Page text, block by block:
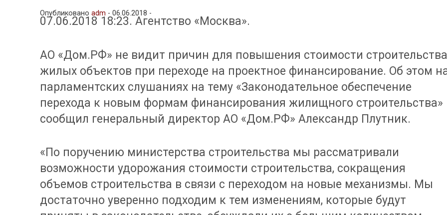
Опубликованоadm -06.06.2018 -
07.06.2018 18:23. Агентство «Москва».
АО «Дом.РФ» не видит причин для повышения стоимости
жилых объектов при переходе на проектное финансирование. Об этом
парламентских слушаниях на тему «Законодательное обеспечение
перехода к новым формам финансирования жилищного строительства»
сообщил генеральный директор АО «Дом.РФ» Александр Плутник.
«По поручению министерства строительства мы рассматривали
возможности удорожания стоимости строительства, сокращения
объемов строительства в связи с переходом на новые механизмы. Мы
достаточно уверенно подходим к тем изменениям, которые будут